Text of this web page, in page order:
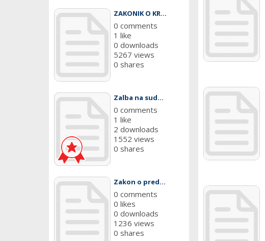
ZAKONIK O KR...
0 comments
1 like
0 downloads
5267 views
0 shares
Zalba na sud...
0 comments
1 like
2 downloads
1552 views
0 shares
Zakon o pred...
0 comments
0 likes
0 downloads
1236 views
0 shares